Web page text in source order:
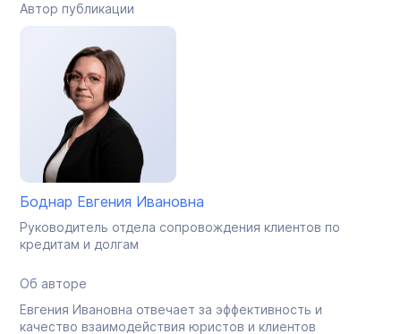
Автор публикации
Боднар Евгения Ивановна
Руководитель отдела сопровождения клиентов по
кредитам и долгам
Об авторе
Евгения Ивановна отвечает за эффективность и
качество взаимодействия юристов и клиентов